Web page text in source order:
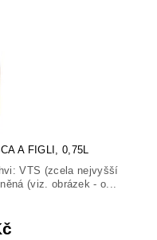
A FIGLI, 0,75L
VTS (zcela nejvyšší
(viz. obrázek - o...